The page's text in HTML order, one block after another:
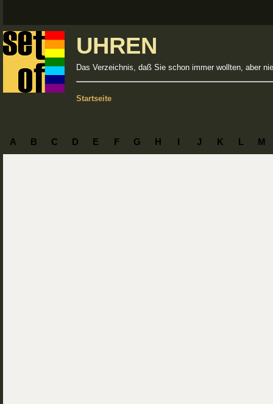
UHREN
Das Verzeichnis, daß Sie schon immer wollten, aber
Startseite
A B C D E F G H I J K L M